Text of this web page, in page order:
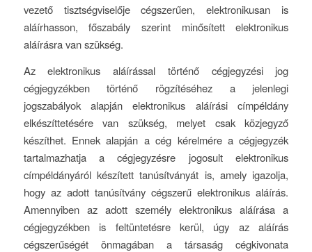
vezető tisztségviselője cégszerűen, elektronikusan is
aláírhasson, főszabály szerint minősített elektronikus
aláírásra van szükség.
Az elektronikus aláírással történő cégjegyzési jog
cégjegyzékben történő rögzítéséhez a jelenlegi
jogszabályok alapján elektronikus aláírási címpéldány
elkészíttetésére van szükség, melyet csak közjegyző
készíthet. Ennek alapján a cég kérelmére a cégjegyzék
tartalmazhatja a cégjegyzésre jogosult elektronikus
címpéldányáról készített tanúsítványát is, amely igazolja,
hogy az adott tanúsítvány cégszerű elektronikus aláírás.
Amennyiben az adott személy elektronikus aláírása a
cégjegyzékben is feltüntetésre kerül, úgy az aláírás
cégszerűségét önmagában a társaság cégkivonata